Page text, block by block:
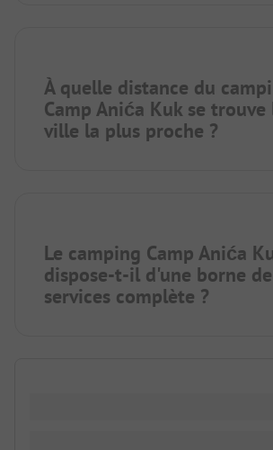
À quelle distance du
Camp Anića Kuk se trouve
ville la plus proche ?
Le camping Camp Anića
dispose-t-il d'une borne de
services complète ?